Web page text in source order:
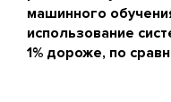
машинного
использование
1% дороже, по